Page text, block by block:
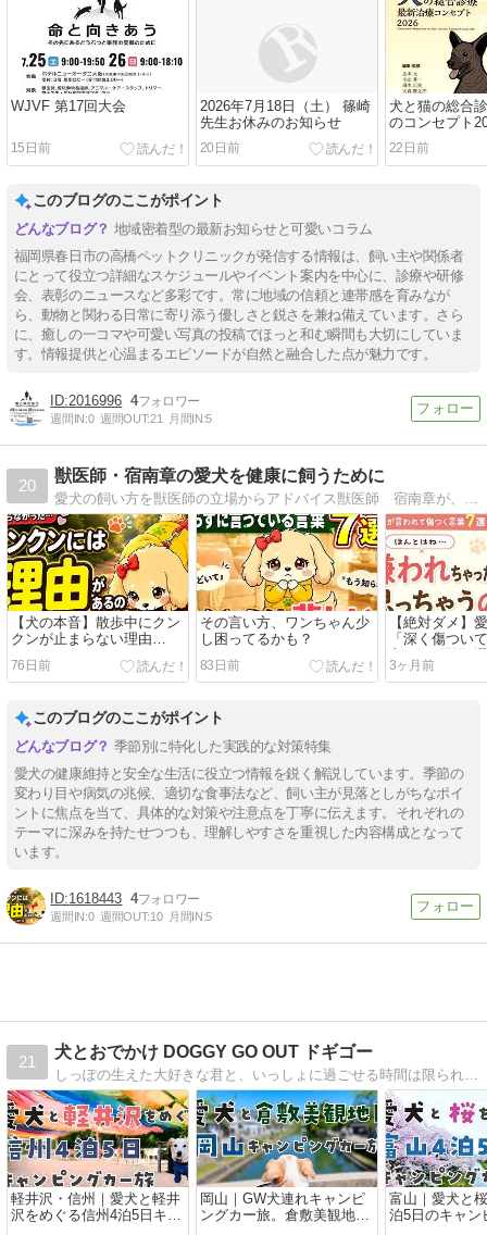
WJVF 第17回大会
15日前
2026年7月18日（土） 篠崎
先生お休みのお知らせ
20日前
犬と猫の総合
のコンセプト
せていただき
22日前
このブログのここがポイント
地域密着型の最新お知らせと可愛いコラム
福岡県春日市の高橋ペットクリニックが発信する情報は、飼い主や関係者
にとって役立つ詳細なスケジュールやイベント案内を中心に、診療や研修
会、表彰のニュースなど多彩です。常に地域の信頼と連帯感を育みなが
ら、動物と関わる日常に寄り添う優しさと鋭さを兼ね備えています。さら
に、癒しの一コマや可愛い写真の投稿でほっと和む瞬間も大切にしていま
す。情報提供と心温まるエピソードが自然と融合した点が魅力です。
2016996 4
週間IN:0 週間OUT:21 月間IN:5
20
獣医師・宿南章の愛犬を健康に飼うために
愛犬の飼い方を獣医師の立場からアドバイス獣医師 宿南章が、犬の立場と視点にたって必要な食べ物と飼い方をアドバイスします
【犬の本音】散歩中にクン
クンが止まらない理由…
76日前
その言い方、ワンちゃん少
し困ってるかも？
83日前
【絶対ダメ】
「深く傷つい
主のNG習慣7選
3ヶ月前
このブログのここがポイント
季節別に特化した実践的な対策特集
愛犬の健康維持と安全な生活に役立つ情報を鋭く解説しています。季節の
変わり目や病気の兆候、適切な食事法など、飼い主が見落としがちなポイ
ントに焦点を当て、具体的な対策や注意点を丁寧に伝えます。それぞれの
テーマに深みを持たせつつも、理解しやすさを重視した内容構成となって
います。
1618443 4
週間IN:0 週間OUT:10 月間IN:5
21
犬とおでかけ DOGGY GO OUT ドギゴー
しっぽの生えた大好きな君と、いっしょに過ごせる時間は限られている。だから、いっぱいおでかけしてたくさんの思い出をつくろう。関西を中心にわんこといっしょにいける公園やイベント、キャンプ、国内旅行をレポートします。
軽井沢・信州｜愛犬と軽井
沢をめぐる信州4泊5日キャ
岡山｜GW犬連れキャンピ
ングカー旅。倉敷美観地区
富山｜愛犬と
泊5日のキャン